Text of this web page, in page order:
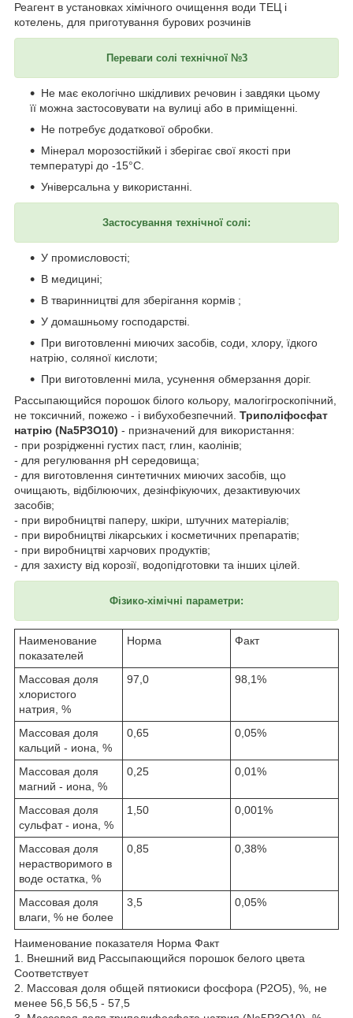
Реагент в установках хімічного очищення води ТЕЦ і
котелень, для приготування бурових розчинів
Переваги солі технічної №3
Не має екологічно шкідливих речовин і завдяки цьому
її можна застосовувати на вулиці або в приміщенні.
Не потребує додаткової обробки.
Мінерал морозостійкий і зберігає свої якості при
температурі до -15°C.
Універсальна у використанні.
Застосування технічної солі:
У промисловості;
В медицині;
В тваринництві для зберігання кормів ;
У домашньому господарстві.
При виготовленні миючих засобів, соди, хлору, їдкого
натрію, соляної кислоти;
При виготовленні мила, усунення обмерзання доріг.
Рассыпающийся порошок білого кольору, малогігроскопічний,
не токсичний, пожежо - і вибухобезпечний. Триполіфосфат
натрію (Nа5Р3О10) - призначений для використання:
- при розрідженні густих паст, глин, каолінів;
- для регулювання рН середовища;
- для виготовлення синтетичних миючих засобів, що
очищають, відбілюючих, дезінфікуючих, дезактивуючих
засобів;
- при виробництві паперу, шкіри, штучних матеріалів;
- при виробництві лікарських і косметичних препаратів;
- при виробництві харчових продуктів;
- для захисту від корозії, водопідготовки та інших цілей.
Фізико-хімічні параметри:
Наименование
показателей
Норма Факт
Массовая доля
хлористого
натрия, %
97,0 98,1%
Массовая доля
кальций - иона, %
0,65 0,05%
Массовая доля
магний - иона, %
0,25 0,01%
Массовая доля
сульфат - иона, %
1,50 0,001%
Массовая доля
нерастворимого в
воде остатка, %
0,85 0,38%
Массовая доля
влаги, % не более
3,5 0,05%
Наименование показателя Норма Факт
1. Внешний вид Рассыпающийся порошок белого цвета
Соответствует
2. Массовая доля общей пятиокиси фосфора (P2O5), %, не
менее 56,5 56,5 - 57,5